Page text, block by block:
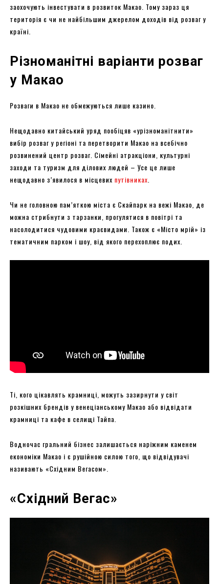
заохочують інвестувати в розвиток Макао. Тому зараз ця
територія є чи не найбільшим джерелом доходів від розваг у
країні.
Різноманітні варіанти розваг
у Макао
Розваги в Макао не обмежуються лише казино.
Нещодавно китайський уряд пообіцяв «урізноманітнити»
вибір розваг у регіоні та перетворити Макао на всебічно
розвинений центр розваг. Сімейні атракціони, культурні
заходи та туризм для ділових людей – Усе це лише
нещодавно з’явилося в місцевих путівниках
Чи не головною пам’яткою міста є Скайпарк на вежі Макао, де
можна стрибнути з тарзанки, прогулятися в повітрі та
насолодитися чудовими краєвидами. Також є «Місто мрій» із
тематичним парком і шоу, від якого перехоплює подих.
Ті, кого цікавлять крамниці, можуть зазирнути у світ
розкішних брендів у венеціанському Макао або відвідати
крамниці та кафе в селищі Тайпа.
Водночас гральний бізнес залишається наріжним каменем
економіки Макао і є рушійною силою того, що відвідувачі
називають «Східним Вегасом».
«Східний Вегас»